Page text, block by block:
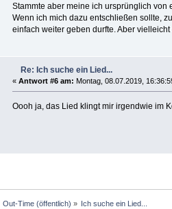
Stammte aber meine ich ursprünglich von
Wenn ich mich dazu entschließen sollte,
einfach weiter geben durfte. Aber
Re: Ich suche ein Lied...
« Antwort #6 am: Montag, 08.07.2019,
Oooh ja, das Lied klingt mir irgendwie im
Out-Time (öffentlich) » Ich suche ein Lied...